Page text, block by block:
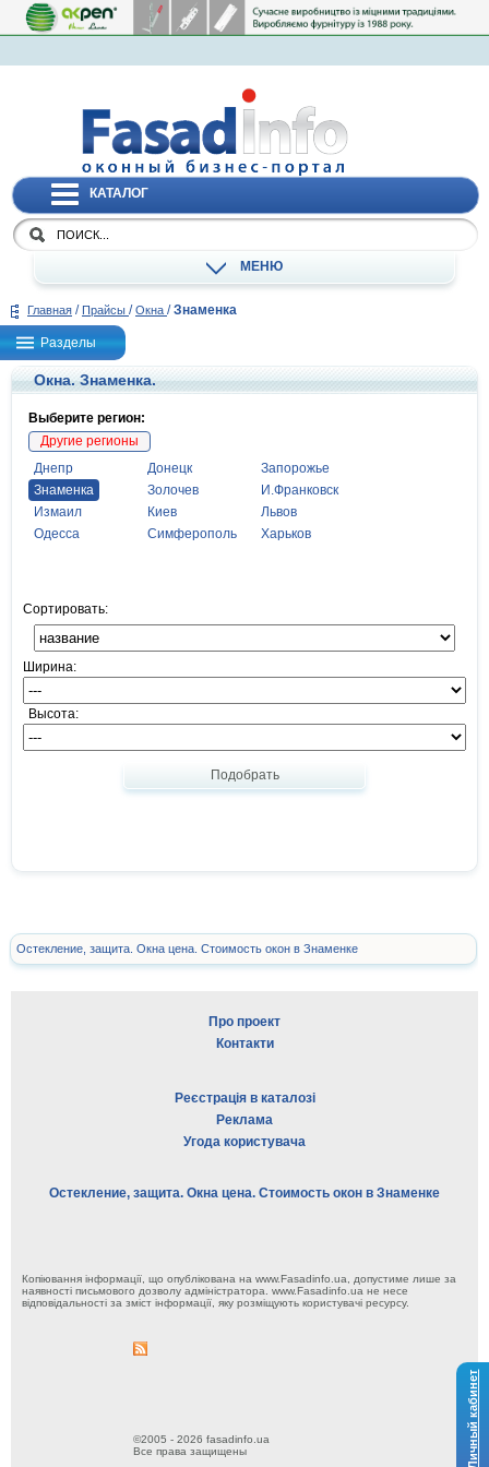
Личный кабинет
КАТАЛОГ
МЕНЮ
Главная / Прайсы / Окна / Знаменка
Разделы
Окна. Знаменка.
Выберите регион:
Другие регионы
Днепр
Донецк
Запорожье
Знаменка
Золочев
И.Франковск
Измаил
Киев
Львов
Одесса
Симферополь Харьков
Сортировать:
Ширина:
Высота:
Подобрать
Остекление, защита. Окна цена. Стоимость окон в Знаменке
Про проект
Контакти
Реєстрація в каталозі
Реклама
Угода користувача
Остекление, защита. Окна цена. Стоимость окон в Знаменке
Копіювання інформації, що опублікована на www.Fasadinfo.ua, допустиме лише за
наявності письмового дозволу адміністратора. www.Fasadinfo.ua не несе
відповідальності за зміст інформації, яку розміщують користувачі ресурсу.
©2005 - 2026 fasadinfo.ua
Все права защищены